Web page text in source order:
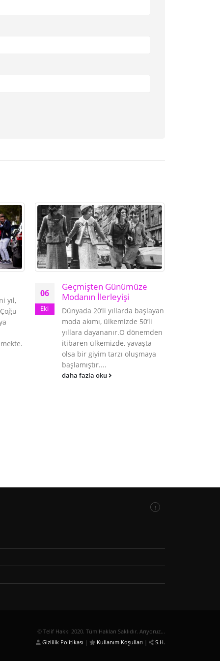
yıl,
06
Eki
Geçmişten Günümüze
Modanın İlerleyişi
Dünyada 20’li yıllarda başlayan
moda akımı, ülkemizde 50’li
yıllara dayananır.O dönemden
itibaren ülkemizde, yavaşta
olsa bir giyim tarzı oluşmaya
başlamıştır....
daha fazla oku
© Telif Hakkı 2020. Tüm Hakları Saklıdır. Arıyoruz...
Gizlilik Politikası | Kullanım Koşulları | S.H.